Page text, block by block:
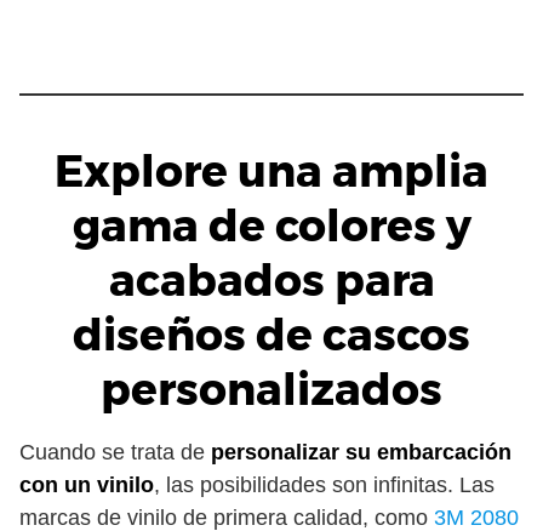
Explore una amplia
gama de colores y
acabados para
diseños de cascos
personalizados
Cuando se trata de personalizar su embarcación
con un vinilo, las posibilidades son infinitas. Las
marcas de vinilo de primera calidad, como 3M 2080